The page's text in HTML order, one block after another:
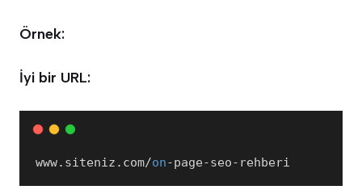
Örnek:
İyi bir URL:
www. siteniz . com/on-page-seo-rehberi